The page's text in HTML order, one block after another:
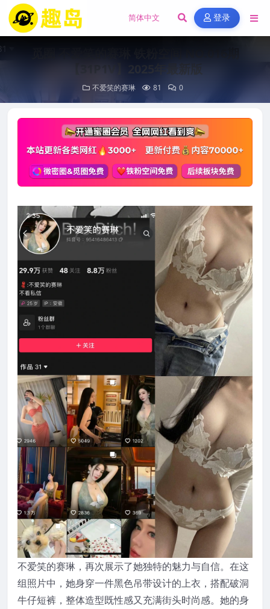
登录
【31P1V】2025年最新版
不爱笑的赛琳 81 0
不爱笑的赛琳，再次展示了她独特的魅力与自信。在这
组照片中，她身穿一件黑色吊带设计的上衣，搭配破洞
牛仔短裤，整体造型既性感又充满街头时尚感。她的身